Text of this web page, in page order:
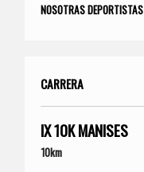
NOSOTRAS DEPORTISTAS
CARRERA
IX 10K MANISES
10km